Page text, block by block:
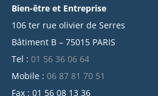
Bien-être et Entreprise
106 ter rue olivier de Serres
Bâtiment B – 75015 PARIS
Tel : 01 56 36 06 64
Mobile : 06 87 81 70 51
Fax : 01 56 08 13 36